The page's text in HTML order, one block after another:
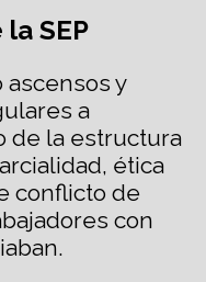
SEP
y
a
de la estructura
ética
conflicto de
con